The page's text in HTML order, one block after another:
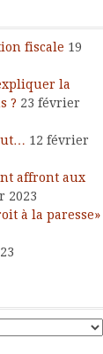
fiscale 19
la
? 23 février
12 février
affront aux
2023
à la paresse»